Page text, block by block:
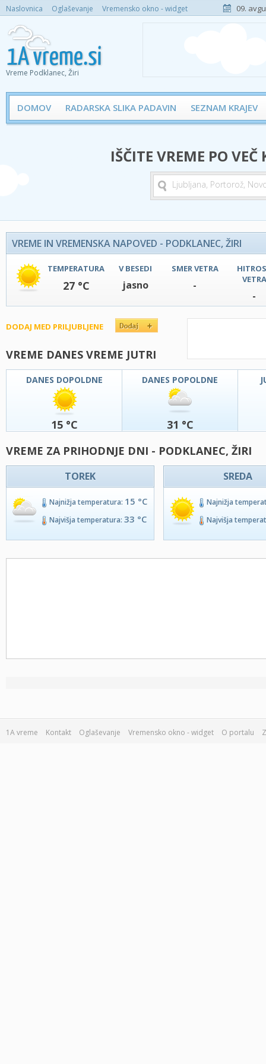
Naslovnica Oglaševanje Vremensko okno - widget 09.
Vreme Podklanec, Žiri
DOMOV RADARSKA SLIKA PADAVIN SEZNAM KRAJEV
IŠČITE VREME PO
VREME IN VREMENSKA NAPOVED - PODKLANEC, ŽIRI
TEMPERATURA
27 °C
V BESEDI
jasno
SMER VETRA
-
VETRA
-
DODAJ MED PRILJUBLJENE
VREME DANES VREME JUTRI
DANES DOPOLDNE
15 °C
DANES POPOLDNE
31 °C
VREME ZA PRIHODNJE DNI - PODKLANEC, ŽIRI
TOREK
Najnižja temperatura: 15 °C
Najvišja temperatura: 33 °C
SREDA
Najnižja
Najvišja
1A vreme Kontakt Oglaševanje Vremensko okno - widget O portalu